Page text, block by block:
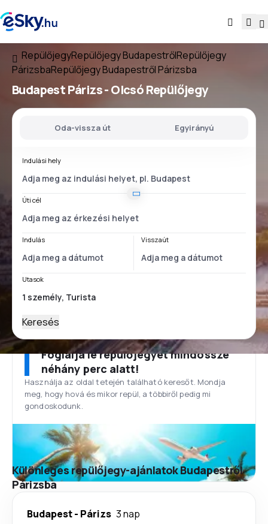
RepülőjegyRepülőjegy BudapestrőlRepülőjegy
PárizsbaRepülőjegy Budapestről Párizsba
Budapest Párizs- Olcsó Repülőjegy
Oda-vissza út Egyirányú
Indulási hely
Úti cél
Indulás Visszaút
Utasok
Keresés
Foglalja le repülőjegyét mindössze
néhány perc alatt!
Használja az oldal tetején található keresőt. Mondja
meg, hogy hová és mikor repül, a többiről pedig mi
gondoskodunk.
Különleges repülőjegy-ajánlatok Budapestről
Párizsba
Budapest- Párizs 3 nap